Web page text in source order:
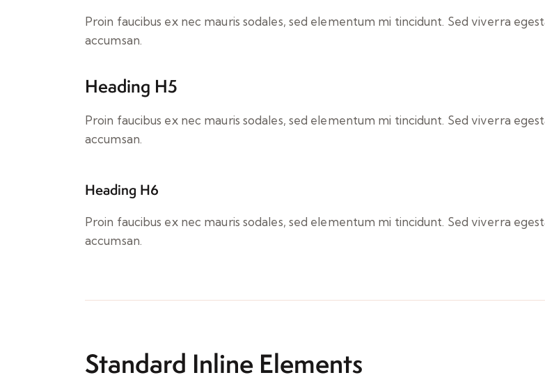
Proin faucibus ex nec mauris sodales, sed elementum mi tincidunt. Sed viverra
accumsan.
Heading H5
Proin faucibus ex nec mauris sodales, sed elementum mi tincidunt. Sed viverra
accumsan.
Heading H6
Proin faucibus ex nec mauris sodales, sed elementum mi tincidunt. Sed viverra
accumsan.
Standard Inline Elements